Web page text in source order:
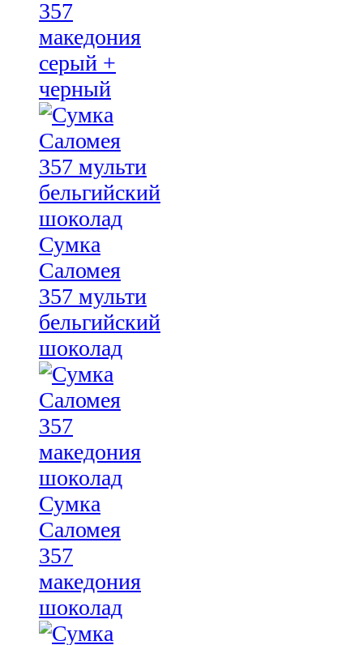
357
македония
серый +
черный
Сумка
Саломея
357 мульти
бельгийский
шоколад
Сумка
Саломея
357
македония
шоколад